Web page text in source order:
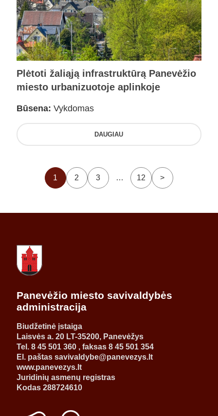
Plėtoti žaliąją infrastruktūrą Panevėžio
miesto urbanizuotoje aplinkoje
Būsena: Vykdomas
DAUGIAU
1 2 3 … 12 >
Panevėžio miesto savivaldybės
administracija
Biudžetinė įstaiga
Laisvės a. 20 LT-35200, Panevėžys
Tel. 8 45 501 360 , faksas 8 45 501 354
El. paštas savivaldybe@panevezys.lt
www.panevezys.lt
Juridinių asmenų registras
Kodas 288724610